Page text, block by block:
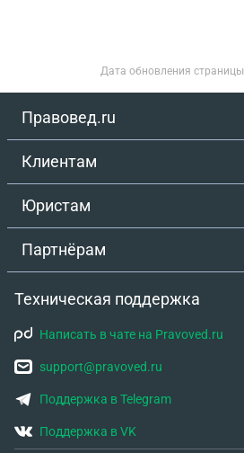
Дата обновления страницы
Правовед.ru
Клиентам
Юристам
Партнёрам
Техническая поддержка
Написать в чате на Pravoved.ru
support@pravoved.ru
Поддержка в Telegram
Поддержка в VK